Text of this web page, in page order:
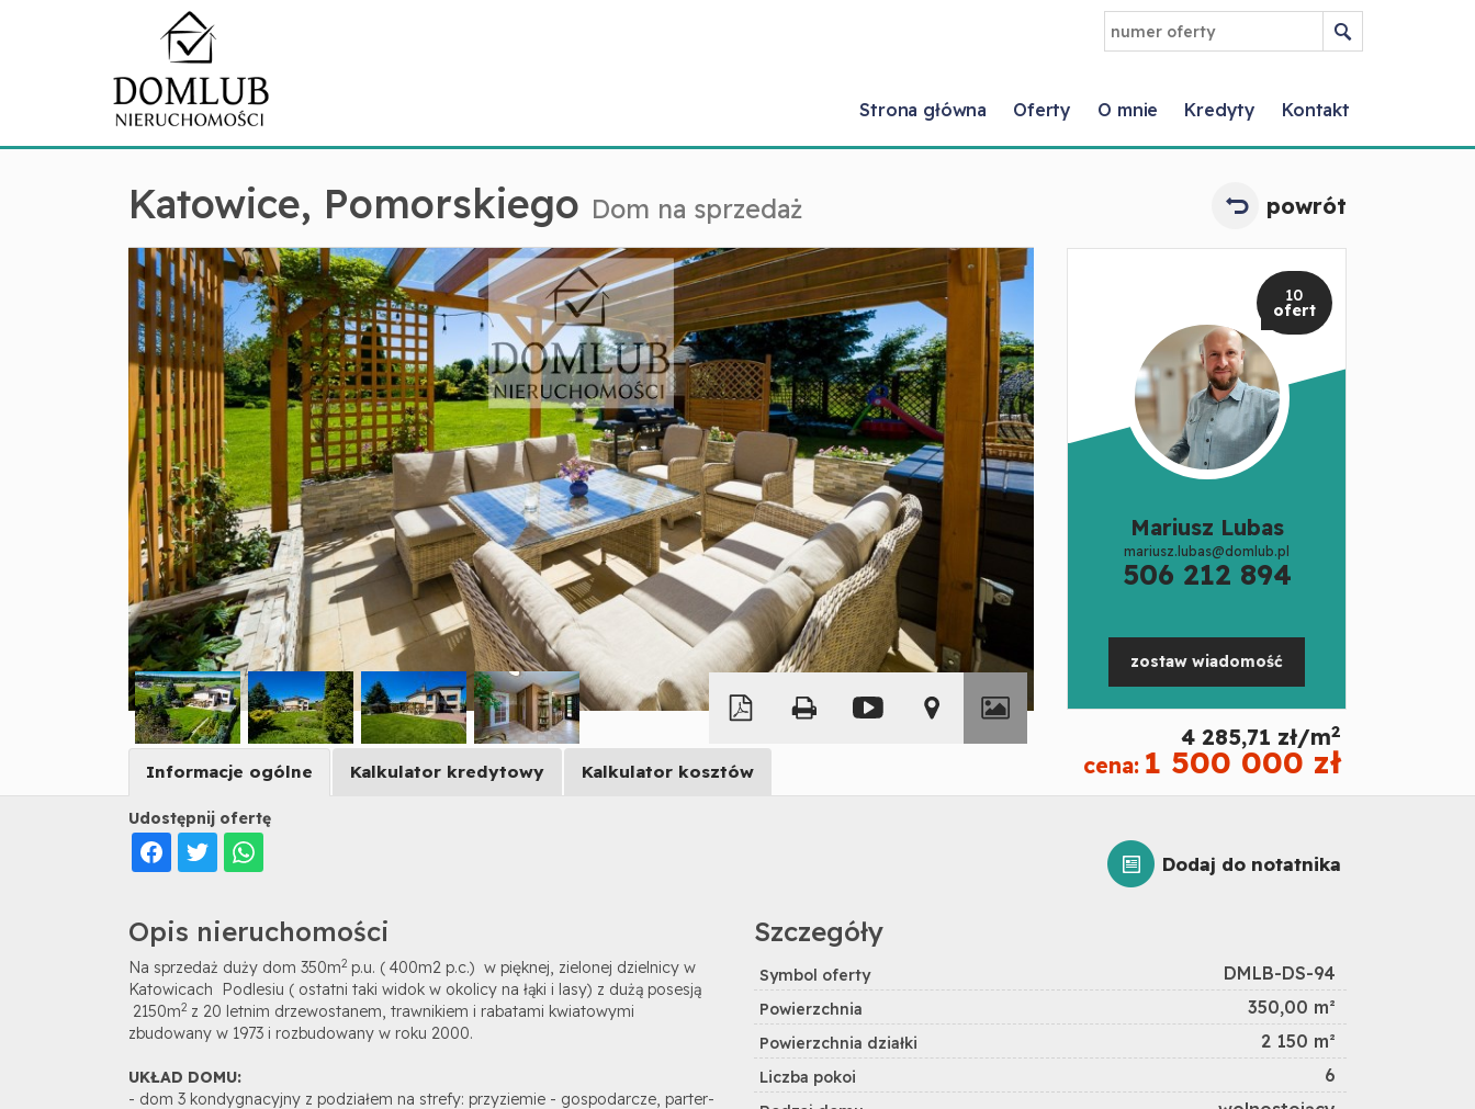
Strona główna Oferty O mnie Kredyty Kontakt
Katowice, Pomorskiego Dom na sprzedaż powrót
+
−
Leaflet| © MapTiler ©OpenStreetMap contributors
10
ofert
Mariusz Lubas
mariusz.lubas@domlub.pl
506 212 894
zostaw wiadomość
4 285,71 zł/m2
cena: 1 500 000 zł
Dodaj do notatnika
Udostępnij ofertę
Informacje ogólne Kalkulator kredytowy Kalkulator kosztów
Opis nieruchomości
Na sprzedaż duży dom 350m2 p.u. ( 400m2 p.c.) w pięknej, zielonej dzielnicy w
Katowicach Podlesiu ( ostatni taki widok w okolicy na łąki i lasy) z dużą posesją
2150m2 z 20 letnim drzewostanem, trawnikiem i rabatami kwiatowymi
zbudowany w 1973 i rozbudowany w roku 2000.
UKŁAD DOMU:
- dom 3 kondygnacyjny z podziałem na strefy: przyziemie - gospodarcze, parter-
Szczegóły
Symbol oferty DMLB-DS-94
Powierzchnia 350,00 m²
Powierzchnia działki 2 150 m²
Liczba pokoi 6